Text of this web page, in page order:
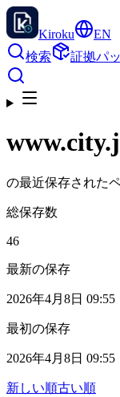
Kiroku
EN
検索
証拠パ
の最近保存された
総保存数
46
最新の保存
2026年4月8日 09:55
最初の保存
2026年4月8日 09:55
新しい順古い順